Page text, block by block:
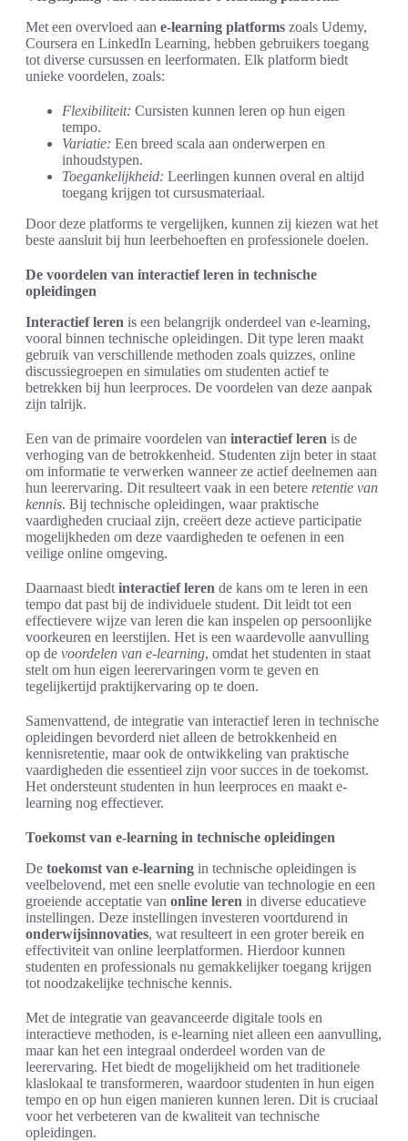
Met een overvloed aan e-learning platforms zoals Udemy,
Coursera en LinkedIn Learning, hebben gebruikers toegang
tot diverse cursussen en leerformaten. Elk platform biedt
unieke voordelen, zoals:
Flexibiliteit: Cursisten kunnen leren op hun eigen
tempo.
Variatie: Een breed scala aan onderwerpen en
inhoudstypen.
Toegankelijkheid: Leerlingen kunnen overal en altijd
toegang krijgen tot cursusmateriaal.
Door deze platforms te vergelijken, kunnen zij kiezen wat het
beste aansluit bij hun leerbehoeften en professionele doelen.
De voordelen van interactief leren in technische
opleidingen
Interactief leren is een belangrijk onderdeel van e-learning,
vooral binnen technische opleidingen. Dit type leren maakt
gebruik van verschillende methoden zoals quizzes, online
discussiegroepen en simulaties om studenten actief te
betrekken bij hun leerproces. De voordelen van deze aanpak
zijn talrijk.
Een van de primaire voordelen van interactief leren is de
verhoging van de betrokkenheid. Studenten zijn beter in staat
om informatie te verwerken wanneer ze actief deelnemen aan
hun leerervaring. Dit resulteert vaak in een betere retentie van
kennis. Bij technische opleidingen, waar praktische
vaardigheden cruciaal zijn, creëert deze actieve participatie
mogelijkheden om deze vaardigheden te oefenen in een
veilige online omgeving.
Daarnaast biedt interactief leren de kans om te leren in een
tempo dat past bij de individuele student. Dit leidt tot een
effectievere wijze van leren die kan inspelen op persoonlijke
voorkeuren en leerstijlen. Het is een waardevolle aanvulling
op de voordelen van e-learning, omdat het studenten in staat
stelt om hun eigen leerervaringen vorm te geven en
tegelijkertijd praktijkervaring op te doen.
Samenvattend, de integratie van interactief leren in technische
opleidingen bevorderd niet alleen de betrokkenheid en
kennisretentie, maar ook de ontwikkeling van praktische
vaardigheden die essentieel zijn voor succes in de toekomst.
Het ondersteunt studenten in hun leerproces en maakt e-
learning nog effectiever.
Toekomst van e-learning in technische opleidingen
De toekomst van e-learning in technische opleidingen is
veelbelovend, met een snelle evolutie van technologie en een
groeiende acceptatie van online leren in diverse educatieve
instellingen. Deze instellingen investeren voortdurend in
onderwijsinnovaties, wat resulteert in een groter bereik en
effectiviteit van online leerplatformen. Hierdoor kunnen
studenten en professionals nu gemakkelijker toegang krijgen
tot noodzakelijke technische kennis.
Met de integratie van geavanceerde digitale tools en
interactieve methoden, is e-learning niet alleen een aanvulling,
maar kan het een integraal onderdeel worden van de
leerervaring. Het biedt de mogelijkheid om het traditionele
klaslokaal te transformeren, waardoor studenten in hun eigen
tempo en op hun eigen manieren kunnen leren. Dit is cruciaal
voor het verbeteren van de kwaliteit van technische
opleidingen.